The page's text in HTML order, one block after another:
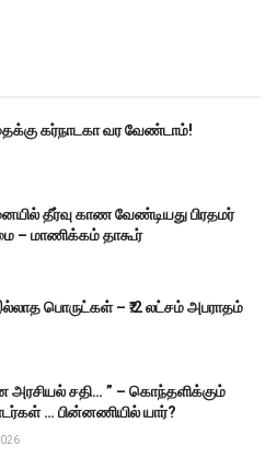
கர்நாடகா வர வேண்டாம்!
தீர்வு காண வேண்டியது பிரதமர்
– மாணிக்கம் தாகூர்
பொருட்கள் – ₹.2 லட்சம் அபராதம்
அரசியல் சதி… ” – கொந்தளிக்கும்
… பின்னணியில் யார்?